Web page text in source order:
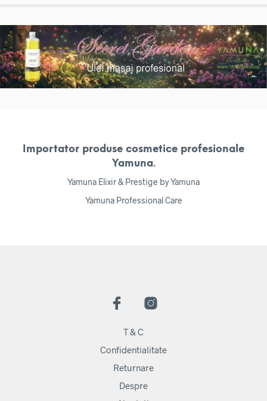
Importator produse cosmetice profesionale
Yamuna.
Yamuna Elixir & Prestige by Yamuna
Yamuna Professional Care
T & C
Confidentialitate
Returnare
Despre